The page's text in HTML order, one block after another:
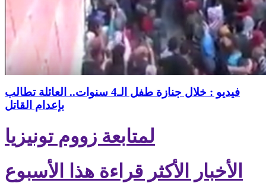
فيديو : خلال جنازة طفل الـ4 سنوات.. العائلة تطالب
بإعدام القاتل
لمتابعة زووم تونيزيا
الأخبار الأكثر قراءة هذا الأسبوع